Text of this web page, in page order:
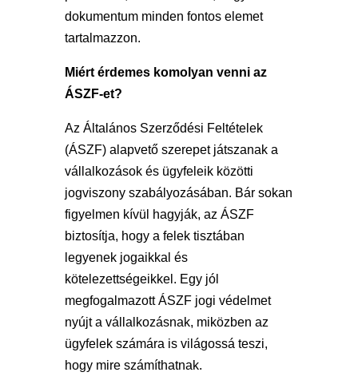
dokumentum minden fontos elemet
tartalmazzon.
Miért érdemes komolyan venni az
ÁSZF-et?
Az Általános Szerződési Feltételek
(ÁSZF) alapvető szerepet játszanak a
vállalkozások és ügyfeleik közötti
jogviszony szabályozásában. Bár sokan
figyelmen kívül hagyják, az ÁSZF
biztosítja, hogy a felek tisztában
legyenek jogaikkal és
kötelezettségeikkel. Egy jól
megfogalmazott ÁSZF jogi védelmet
nyújt a vállalkozásnak, miközben az
ügyfelek számára is világossá teszi,
hogy mire számíthatnak.